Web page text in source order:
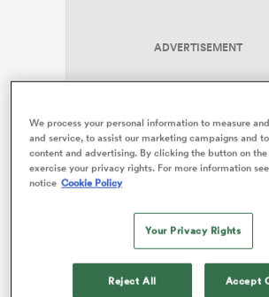
ADVERTISEMENT
Toulouse, il était condamné à faire le
la fois offensivement et
laisser passer, aussi, de ce que les
laisseraient. C’est sur ce point que le
We process your personal information to measure
and service, to assist our marketing campaigns and
content and advertising. By clicking the button on
exercise your privacy rights. For more information
notice Cookie Policy
Your Privacy Rights
Reject All Accept